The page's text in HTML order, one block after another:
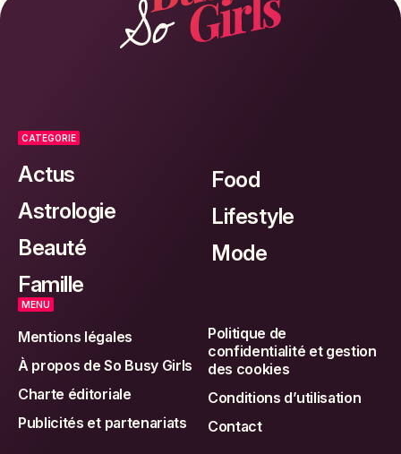
CATEGORIE
Actus
Astrologie
Beauté
Famille
Food
Lifestyle
Mode
MENU
Mentions légales
À propos de So Busy Girls
Charte éditoriale
Publicités et partenariats
Politique de
confidentialité et gestion
des cookies
Conditions d’utilisation
Contact